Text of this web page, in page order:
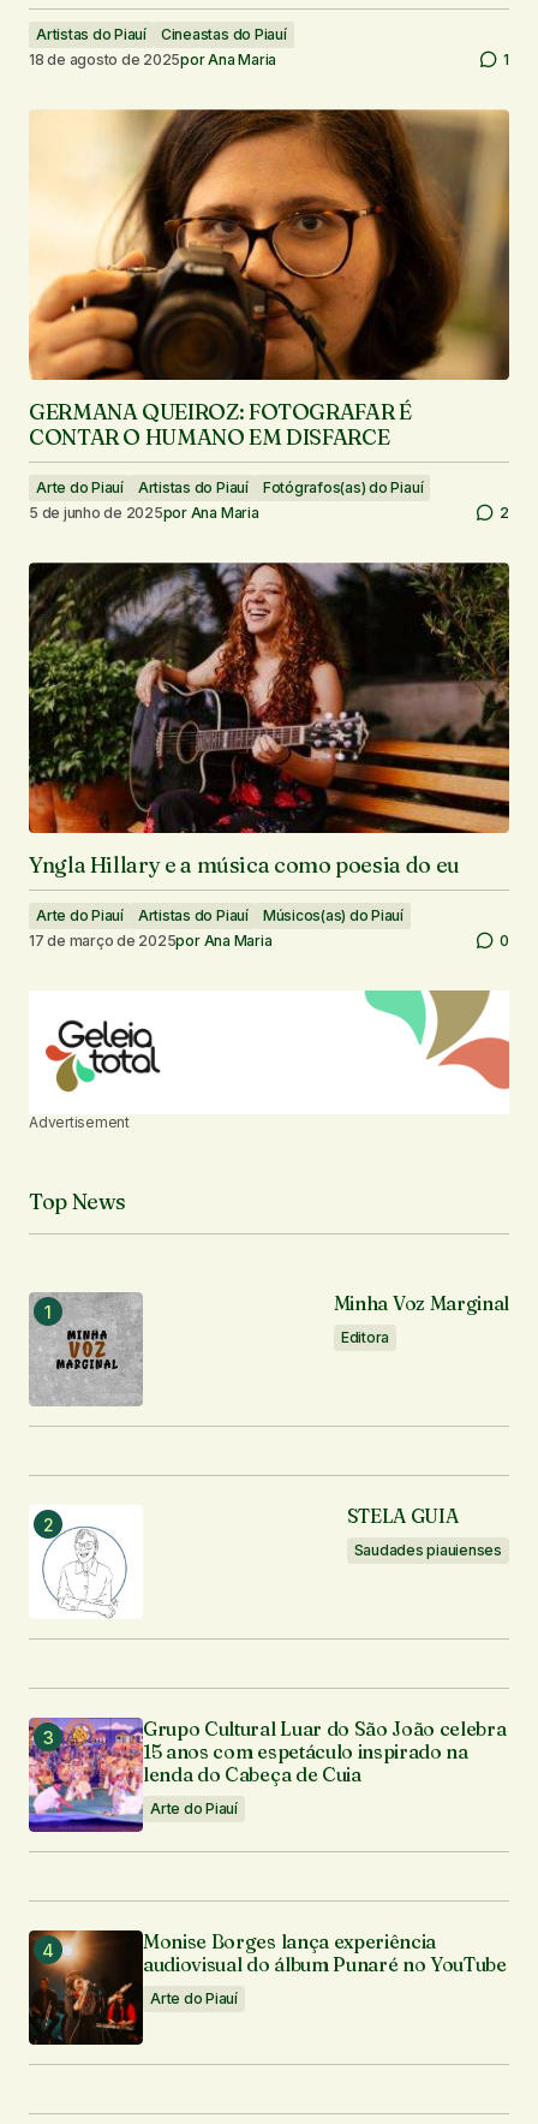
Artistas do Piauí
Cineastas do Piauí
18 de agosto de 2025porAna Maria 1
GERMANA QUEIROZ: FOTOGRAFAR É
CONTAR O HUMANO EM DISFARCE
Arte do Piauí Artistas do Piauí
Fotógrafos(as) do Piauí
5 de junho de 2025por Ana Maria 2
Yngla Hillary e a música como poesia do eu
Arte do Piauí Artistas do Piauí
Músicos(as) do Piauí
17 de março de 2025por Ana Maria 0
Advertisement
Top News
Minha Voz Marginal
Editora
STELA GUIA
Saudades piauienses
Grupo Cultural Luar do São João celebra
15 anos com espetáculo inspirado na
lenda do Cabeça de Cuia
Arte do Piauí
Monise Borges lança experiência
audiovisual do álbum Punaré no YouTube
Arte do Piauí